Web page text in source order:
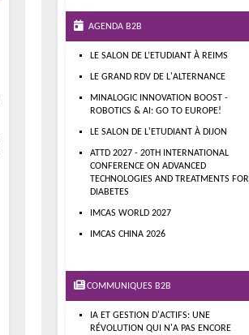
AGENDA B2B
LE SALON DE L’ETUDIANT À REIMS
LE GRAND RDV DE L'ALTERNANCE
MINALOGIC INNOVATION BOOST -
ROBOTICS & AI: GO TO EUROPE!
LE SALON DE L'ETUDIANT À DIJON
ATTD 2027 - 20TH INTERNATIONAL
CONFERENCE ON ADVANCED
TECHNOLOGIES AND TREATMENTS FOR
DIABETES
IMCAS WORLD 2027
IMCAS CHINA 2026
COMMUNIQUES B2B
IA ET GESTION D'ACTIFS: UNE
RÉVOLUTION QUI N'A PAS ENCORE